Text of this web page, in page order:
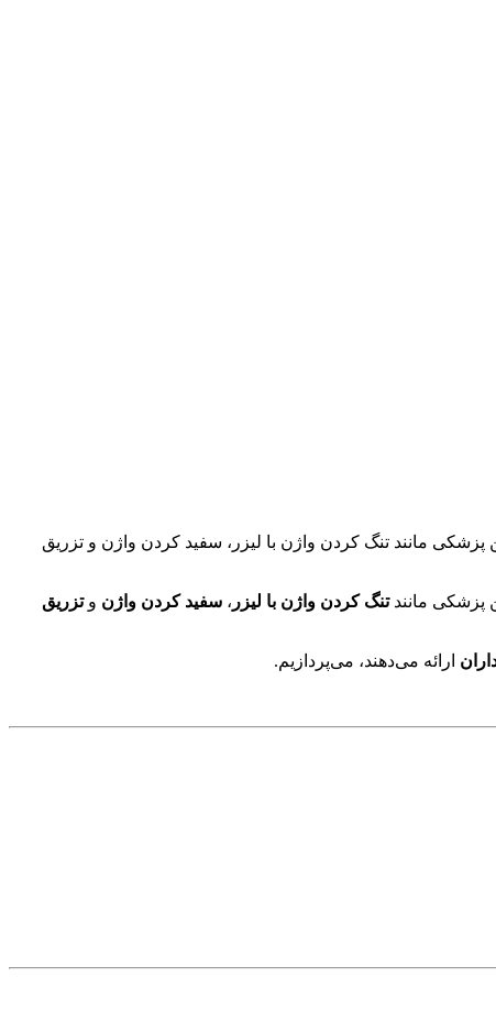
پزشکی مانند تنگ کردن واژن با لیزر، سفید کردن واژن و تزریق
پزشکی مانندتنگ کردن واژن با لیزر ، سفید کردن واژن وتزریق
ارائه می‌دهند، می‌پردازیم.